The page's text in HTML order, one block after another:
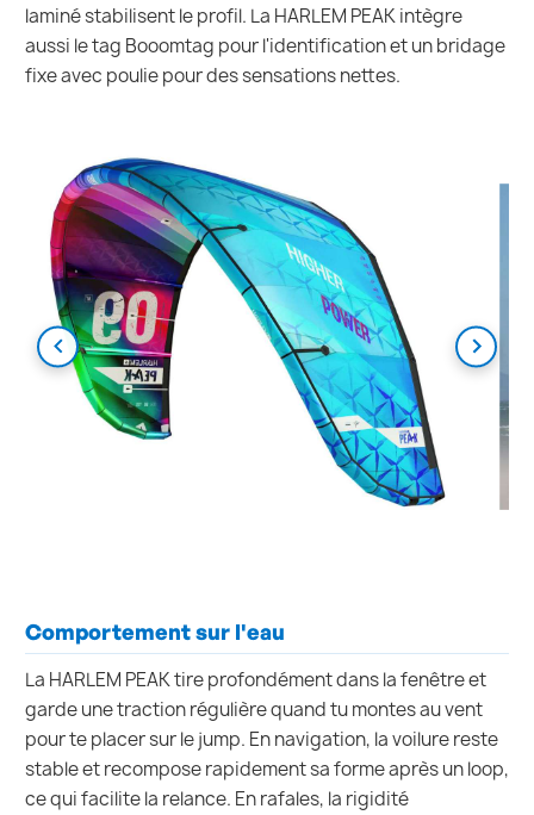
laminé stabilisent le profil. La HARLEM PEAK intègre
aussi le tag Booomtag pour l'identification et un bridage
fixe avec poulie pour des sensations nettes.
Comportement sur l'eau
La HARLEM PEAK tire profondément dans la fenêtre et
garde une traction régulière quand tu montes au vent
pour te placer sur le jump. En navigation, la voilure reste
stable et recompose rapidement sa forme après un loop,
ce qui facilite la relance. En rafales, la rigidité